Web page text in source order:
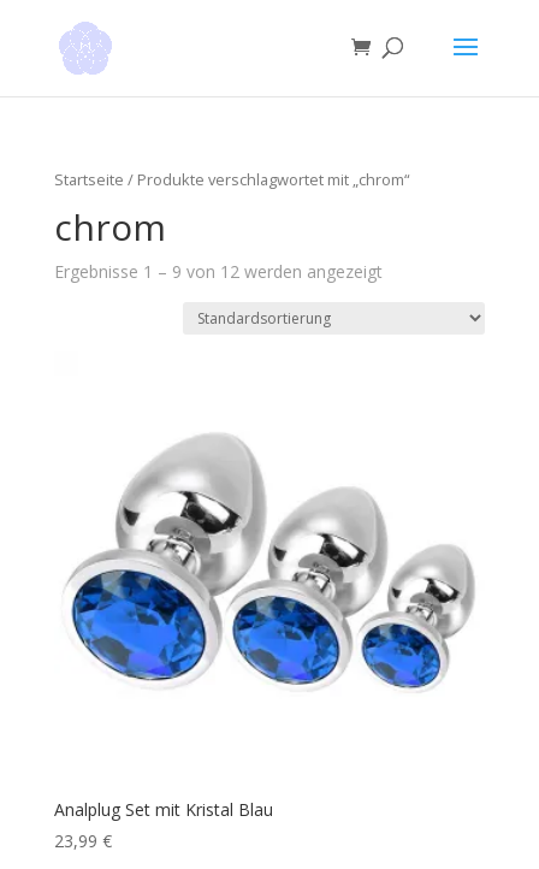
Startseite / Produkte verschlagwortet mit „chrom“
chrom
Ergebnisse 1 – 9 von 12 werden angezeigt
Analplug Set mit Kristal Blau
23,99 €